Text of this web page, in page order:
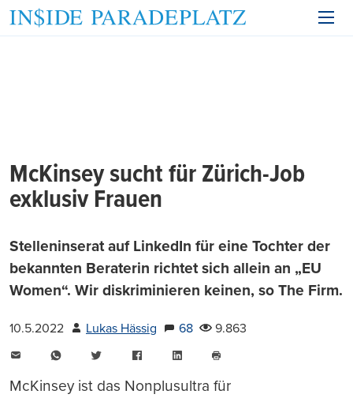
McKinsey sucht für Zürich-Job
exklusiv Frauen
Stelleninserat auf LinkedIn für eine Tochter der
bekannten Beraterin richtet sich allein an „EU
Women“. Wir diskriminieren keinen, so The Firm.
10.5.2022 Lukas Hässig 68
9.863
WhatsAppTwitter FacebookLinkedIn
drucken
McKinsey ist das Nonplusultra für